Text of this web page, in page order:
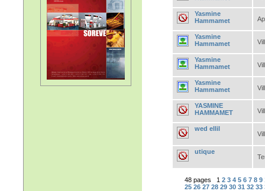
Yasmine
Hammamet
Yasmine
Hammamet
Yasmine
Hammamet
Yasmine
Hammamet
YASMINE
HAMMAMET
wed ellil
utique
48 pages 1 2 3 4 5 6 7 8 9
25 26 27 28 29 30 31 32 33